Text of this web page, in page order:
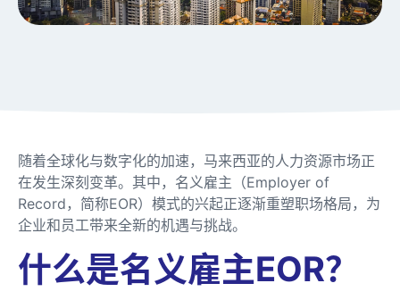
随着全球化与数字化的加速，马来西亚的人力资源市场正
在发生深刻变革。其中，名义雇主（Employer of
Record，简称EOR）模式的兴起正逐渐重塑职场格局，为
企业和员工带来全新的机遇与挑战。
什么是名义雇主EOR？